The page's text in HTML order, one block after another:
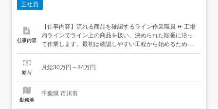
正社員
仕事内容
【仕事内容】流れる商品を確認するライン作業職員 ⏩ 工場
内ラインでライン上の商品を扱い、決められた順番に沿っ
て作業します。最初は確認しやすい工程から始めるため、
工場勤務が初めてでも入りやすい仕事です。<仕事内容>⏩
ェック⏩ 数量の確認⏩ 次工程への引き渡し<主な担当業務>
給与
月給30万円～34万円
勤務地
千葉県 市川市